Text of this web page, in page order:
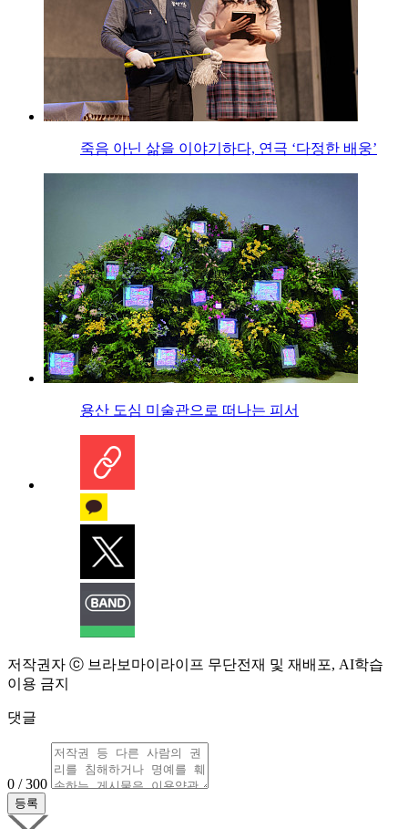
죽음 아닌 삶을 이야기하다, 연극 ‘다정한 배웅’
용산 도심 미술관으로 떠나는 피서
저작권자 ⓒ 브라보마이라이프 무단전재 및 재배포, AI학습
이용 금지
댓글
0 / 300